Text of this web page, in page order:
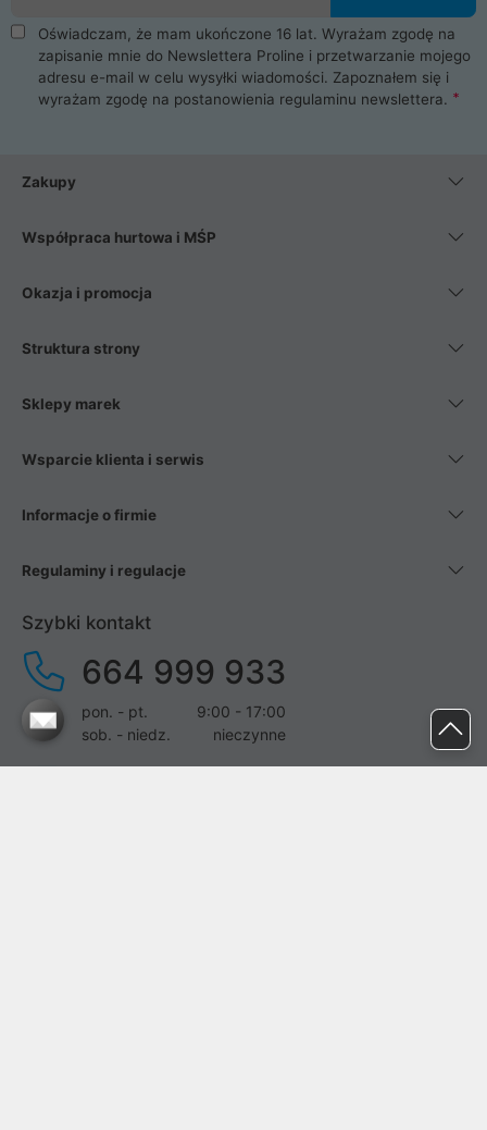
Oświadczam, że mam ukończone 16 lat. Wyrażam zgodę na
zapisanie mnie do Newslettera Proline i przetwarzanie mojego
adresu e-mail w celu wysyłki wiadomości. Zapoznałem się i
wyrażam zgodę na postanowienia regulaminu newslettera.
Zakupy
Współpraca hurtowa i MŚP
Okazja i promocja
Struktura strony
Sklepy marek
Wsparcie klienta i serwis
Informacje o firmie
Regulaminy i regulacje
Szybki kontakt
664 999 933
pon. - pt.
9:00 - 17:00
sob. - niedz.
nieczynne